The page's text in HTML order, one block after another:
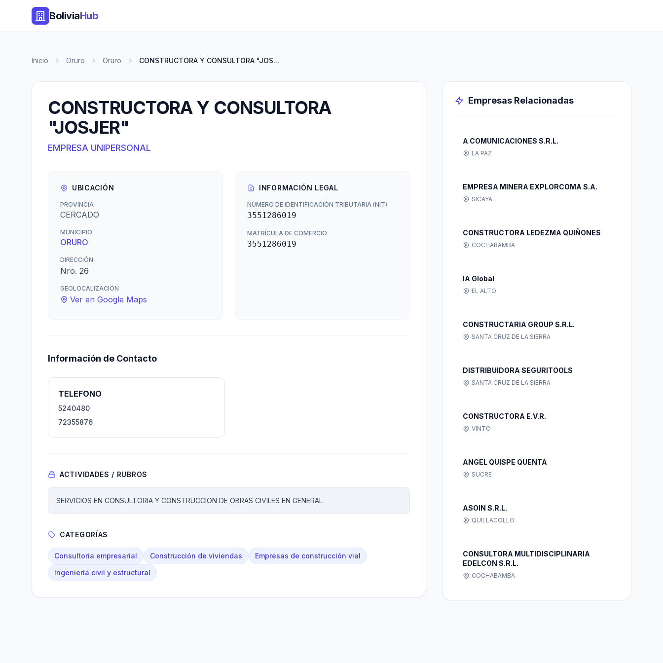
BoliviaHub
Inicio Oruro Oruro CONSTRUCTORA Y CONSULTORA "JOS...
CONSTRUCTORA Y CONSULTORA
"JOSJER"
EMPRESA UNIPERSONAL
UBICACIÓN
PROVINCIA
CERCADO
MUNICIPIO
ORURO
DIRECCIÓN
Nro. 26
GEOLOCALIZACIÓN
Ver en Google Maps
INFORMACIÓN LEGAL
NÚMERO DE IDENTIFICACIÓN TRIBUTARIA (NIT)
3551286019
MATRÍCULA DE COMERCIO
3551286019
Información de Contacto
TELEFONO
5240480
72355876
ACTIVIDADES / RUBROS
SERVICIOS EN CONSULTORIA Y CONSTRUCCION DE OBRAS CIVILES EN GENERAL
CATEGORÍAS
Consultoría empresarial Construcción de viviendas
Empresas de construcción vial
Ingeniería civil y estructural
Empresas Relacionadas
A COMUNICACIONES S.R.L.
LA PAZ
EMPRESA MINERA EXPLORCOMA S.A.
SICAYA
CONSTRUCTORA LEDEZMA QUIÑONES
COCHABAMBA
IA Global
EL ALTO
CONSTRUCTARIA GROUP S.R.L.
SANTA CRUZ DE LA SIERRA
DISTRIBUIDORA SEGURITOOLS
SANTA CRUZ DE LA SIERRA
CONSTRUCTORA E.V.R.
VINTO
ANGEL QUISPE QUENTA
SUCRE
ASOIN S.R.L.
QUILLACOLLO
CONSULTORA MULTIDISCIPLINARIA
EDELCON S.R.L.
COCHABAMBA